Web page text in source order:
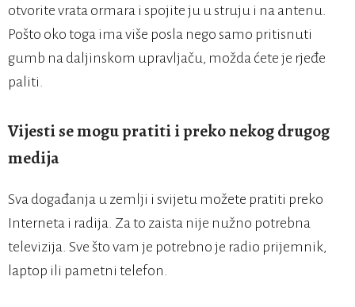
otvorite vrata ormara i spojite ju u struju i na antenu.
Pošto oko toga ima više posla nego samo pritisnuti
gumb na daljinskom upravljaču, možda ćete je rjeđe
paliti.
Vijesti se mogu pratiti i preko nekog drugog
medija
Sva događanja u zemlji i svijetu možete pratiti preko
Interneta i radija. Za to zaista nije nužno potrebna
televizija. Sve što vam je potrebno je radio prijemnik,
laptop ili pametni telefon.